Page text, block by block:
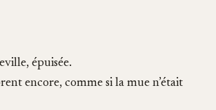
épuisée.
encore, comme si la mue n’était